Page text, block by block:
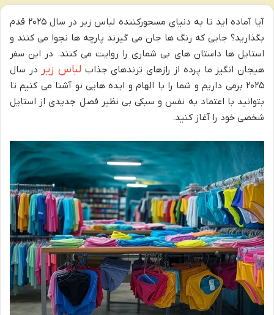
آیا آماده اید تا به دنیای مسحورکننده لباس زیر در سال ۲۰۲۵ قدم
بگذارید؟ جایی که رنگ ها جان می گیرند پارچه ها نجوا می کنند و
استایل ها داستان های بی شماری را روایت می کنند. در این سفر
هیجان انگیز ما پرده از رازهای ترندهای جذاب لباس زیر در سال
۲۰۲۵ برمی داریم و شما را با الهام و ایده هایی نو آشنا می کنیم تا
بتوانید با اعتماد به نفس و سبکی بی نظیر فصل جدیدی از استایل
شخصی خود را آغاز کنید.